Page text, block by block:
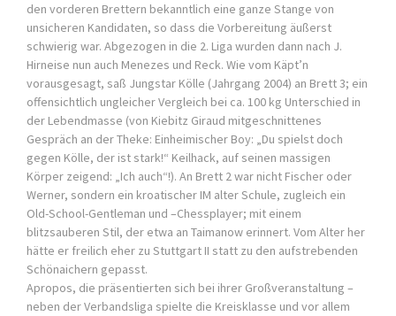
den vorderen Brettern bekanntlich eine ganze Stange von
unsicheren Kandidaten, so dass die Vorbereitung äußerst
schwierig war. Abgezogen in die 2. Liga wurden dann nach J.
Hirneise nun auch Menezes und Reck. Wie vom Käpt’n
vorausgesagt, saß Jungstar Kölle (Jahrgang 2004) an Brett 3; ein
offensichtlich ungleicher Vergleich bei ca. 100 kg Unterschied in
der Lebendmasse (von Kiebitz Giraud mitgeschnittenes
Gespräch an der Theke: Einheimischer Boy: „Du spielst doch
gegen Kölle, der ist stark!“ Keilhack, auf seinen massigen
Körper zeigend: „Ich auch“!). An Brett 2 war nicht Fischer oder
Werner, sondern ein kroatischer IM alter Schule, zugleich ein
Old-School-Gentleman und –Chessplayer; mit einem
blitzsauberen Stil, der etwa an Taimanow erinnert. Vom Alter her
hätte er freilich eher zu Stuttgart II statt zu den aufstrebenden
Schönaichern gepasst.
Apropos, die präsentierten sich bei ihrer Großveranstaltung –
neben der Verbandsliga spielte die Kreisklasse und vor allem